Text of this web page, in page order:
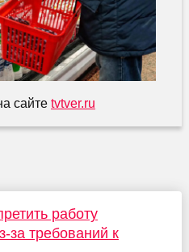
сайте tvtver.ru
работу
за требований к